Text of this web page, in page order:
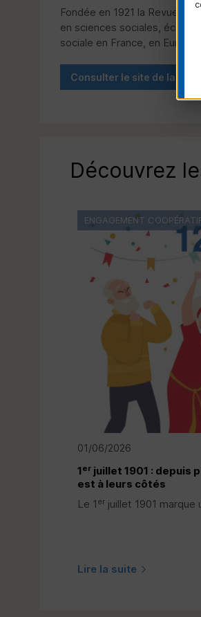
Fondée en 1921 la Revue
en sciences sociales,
sociale en France, en Europe
Consulter le site de la
Découvrez
01/06/2026
1er juillet 1901 : depuis
est à leurs côtés
Le 1 er juillet 1901
Lire la suite
ENGAGEMENT